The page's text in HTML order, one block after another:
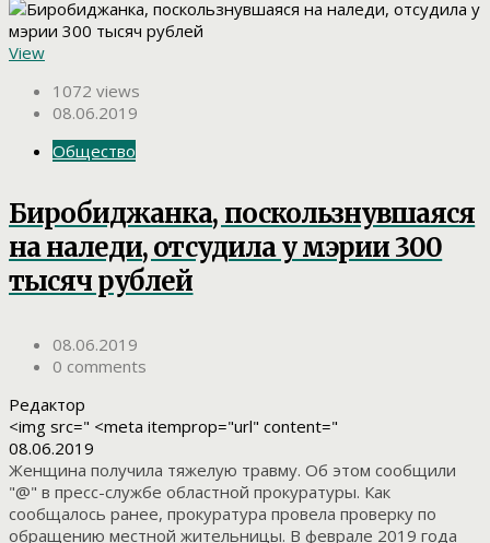
View
1072 views
08.06.2019
Общество
Биробиджанка, поскользнувшаяся
на наледи, отсудила у мэрии 300
тысяч рублей
08.06.2019
0 comments
Редактор
<img src=" <meta itemprop="url" content="
08.06.2019
Женщина получила тяжелую травму. Об этом сообщили
"@" в пресс-службе областной прокуратуры. Как
сообщалось ранее, прокуратура провела проверку по
обращению местной жительницы. В феврале 2019 года